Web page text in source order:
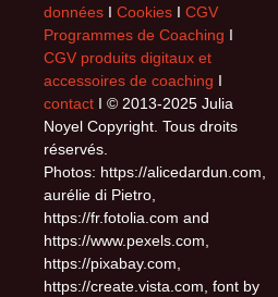
données I Cookies I CGV
Programmes de Coaching I
CGV produits digitaux et
accessoires de coaching I
contact I © 2013-2025 Julia
Noyel Copyright. Tous droits
réservés.
Photos: https://alicedardun.com,
aurélie di Pietro,
https://fr.fotolia.com and
https://www.pexels.com,
https://pixabay.com,
https://create.vista.com, font by